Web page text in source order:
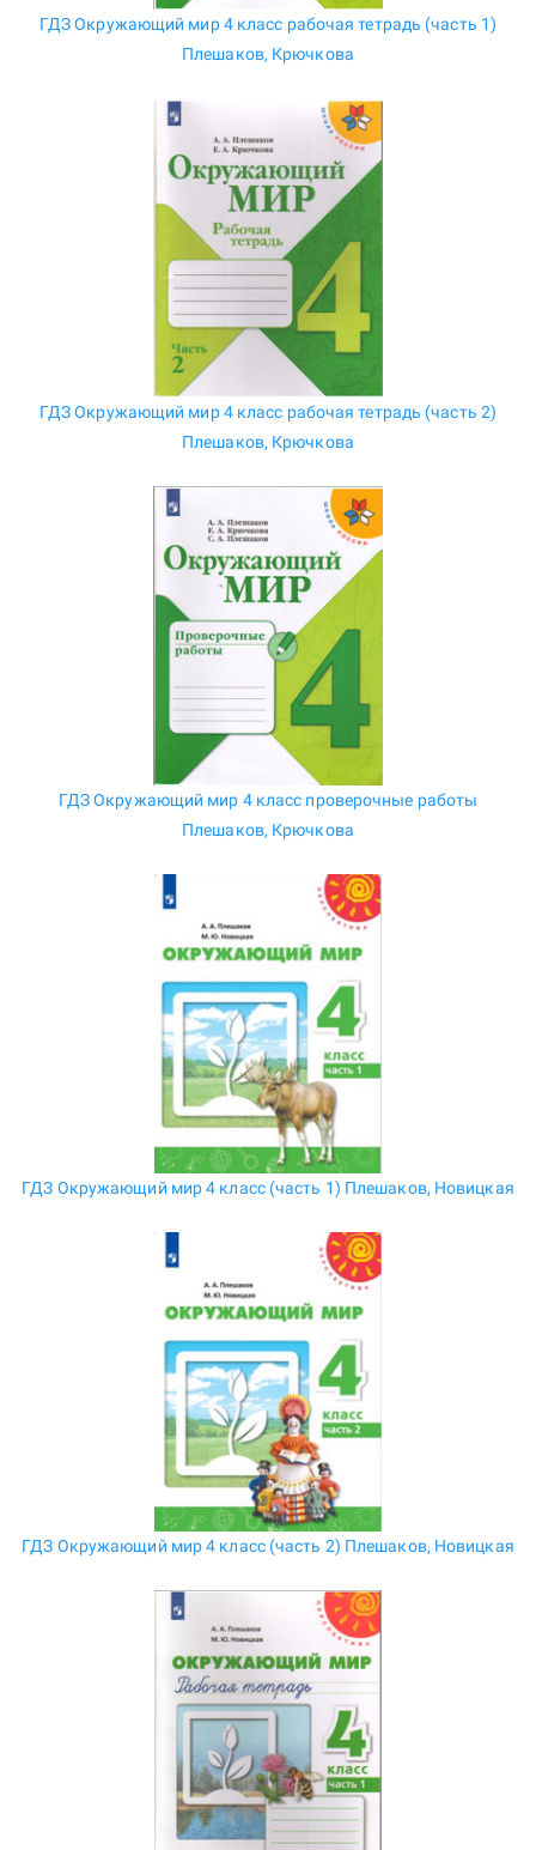
ГДЗ Окружающий мир 4 класс рабочая тетрадь (часть 1)
Плешаков, Крючкова
ГДЗ Окружающий мир 4 класс рабочая тетрадь (часть 2)
Плешаков, Крючкова
ГДЗ Окружающий мир 4 класс проверочные работы
Плешаков, Крючкова
ГДЗ Окружающий мир 4 класс (часть 1) Плешаков, Новицкая
ГДЗ Окружающий мир 4 класс (часть 2) Плешаков, Новицкая